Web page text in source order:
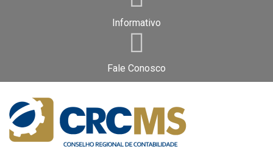
Informativo
Fale Conosco